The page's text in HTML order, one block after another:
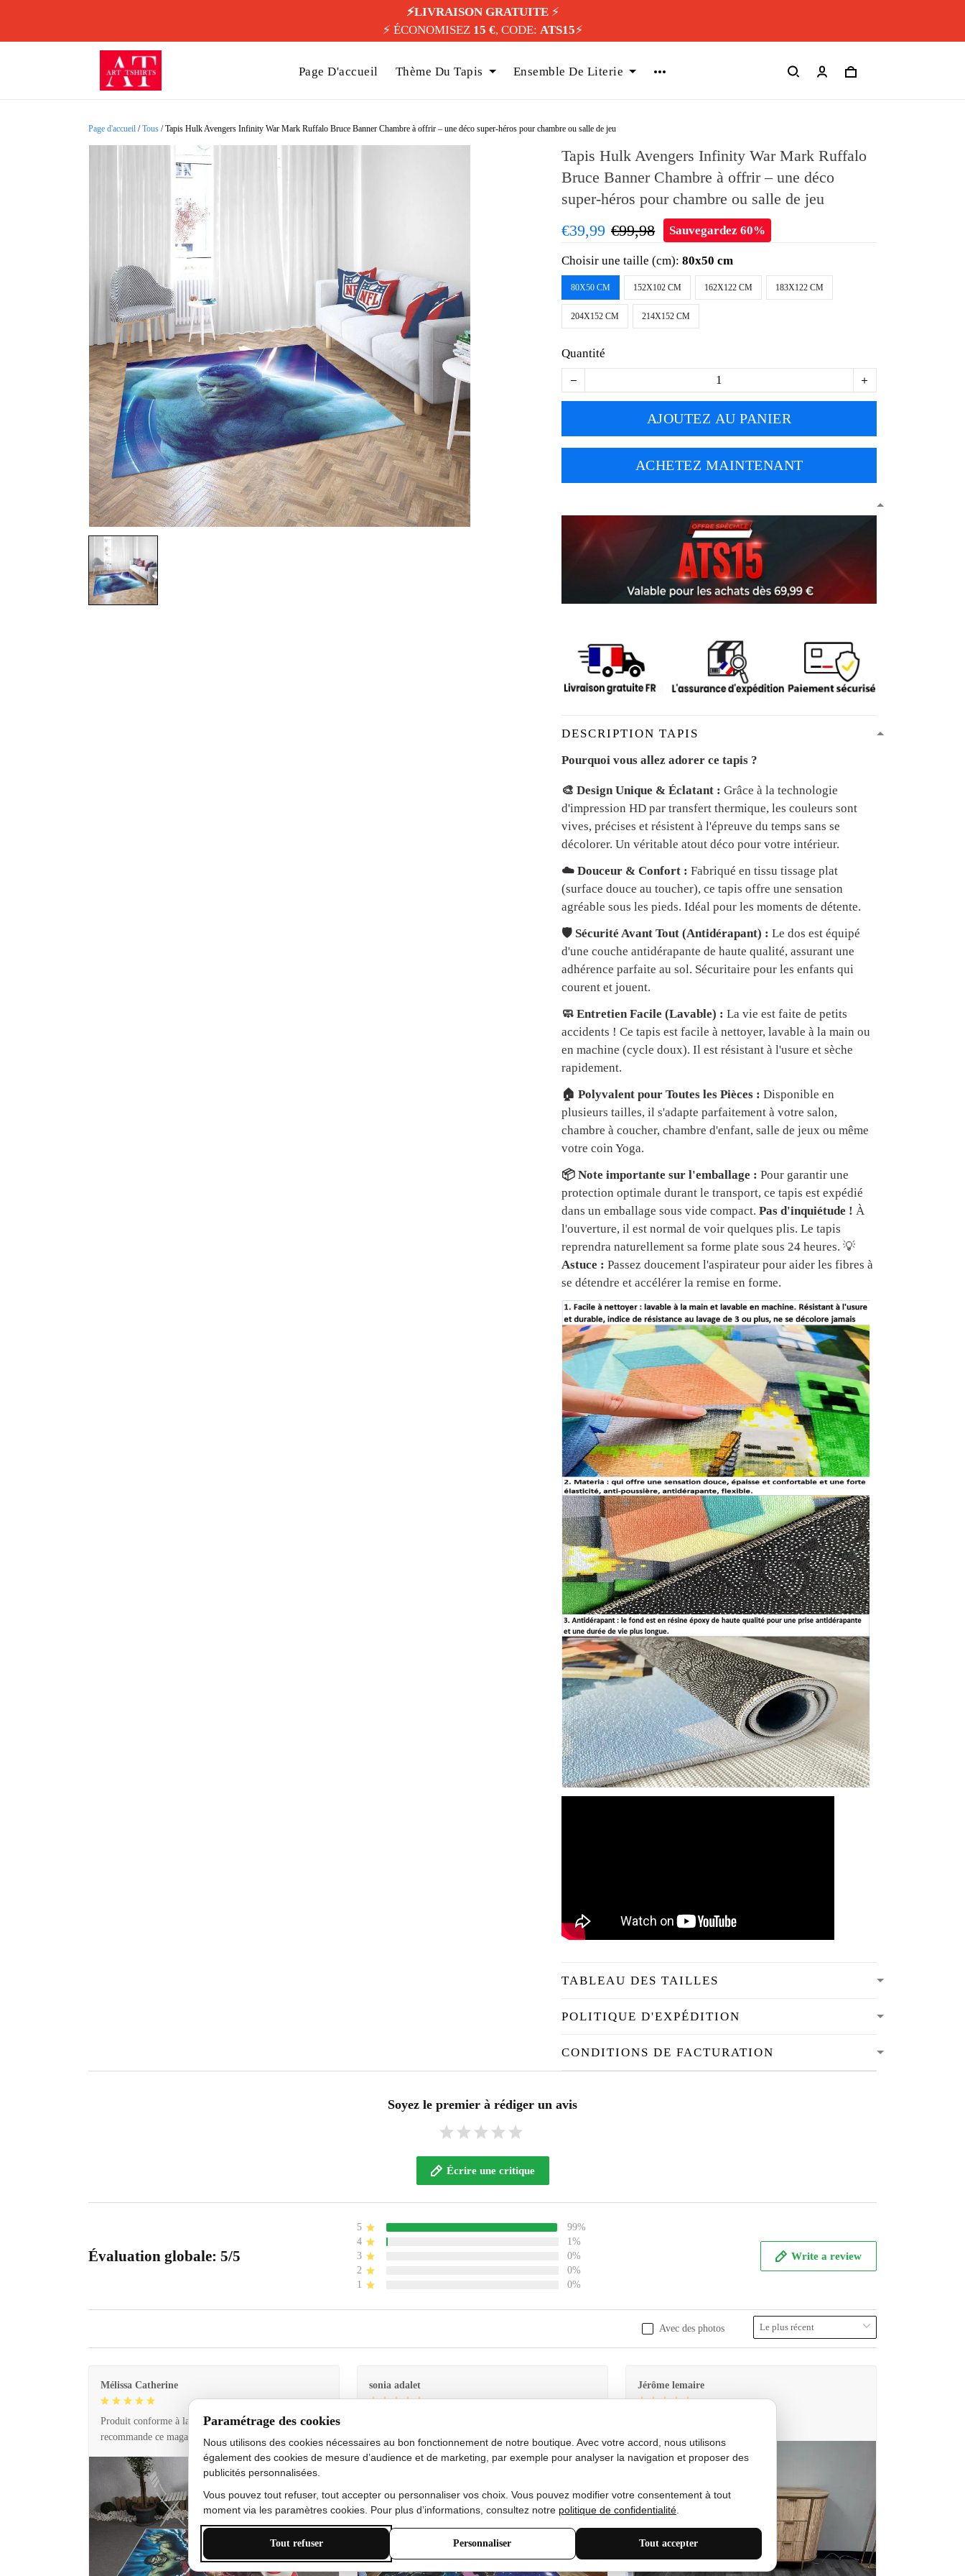
⚡️LIVRAISON GRATUITE⚡️
⚡️ ÉCONOMISEZ 15 €, CODE: ATS15⚡️
Page D'accueil Thème Du Tapis Ensemble De Literie
Page d'accueil /Tous /Tapis Hulk Avengers Infinity War Mark Ruffalo Bruce Banner Chambre à offrir – une déco super-héros pour chambre ou salle de jeu
Tapis Hulk Avengers Infinity War Mark Ruffalo
Bruce Banner Chambre à offrir – une déco
super-héros pour chambre ou salle de jeu
€39,99 €99,98 Sauvegardez 60%
Choisir une taille (cm):80x50 cm
80X50 CM 152X102 CM 162X122 CM 183X122 CM
204X152 CM 214X152 CM
Quantité
AJOUTEZ AU PANIER
ACHETEZ MAINTENANT
DESCRIPTION TAPIS
Pourquoi vous allez adorer ce tapis ?
🎨 Design Unique & Éclatant : Grâce à la technologie
d'impression HD par transfert thermique, les couleurs sont
vives, précises et résistent à l'épreuve du temps sans se
décolorer. Un véritable atout déco pour votre intérieur.
☁️ Douceur & Confort : Fabriqué en tissu tissage plat
(surface douce au toucher), ce tapis offre une sensation
agréable sous les pieds. Idéal pour les moments de détente.
🛡️ Sécurité Avant Tout (Antidérapant) : Le dos est équipé
d'une couche antidérapante de haute qualité, assurant une
adhérence parfaite au sol. Sécuritaire pour les enfants qui
courent et jouent.
🧼 Entretien Facile (Lavable) : La vie est faite de petits
accidents ! Ce tapis est facile à nettoyer, lavable à la main ou
en machine (cycle doux). Il est résistant à l'usure et sèche
rapidement.
🏠 Polyvalent pour Toutes les Pièces : Disponible en
plusieurs tailles, il s'adapte parfaitement à votre salon,
chambre à coucher, chambre d'enfant, salle de jeux ou même
votre coin Yoga.
📦 Note importante sur l'emballage : Pour garantir une
protection optimale durant le transport, ce tapis est expédié
dans un emballage sous vide compact.Pas d'inquiétude ! À
l'ouverture, il est normal de voir quelques plis. Le tapis
reprendra naturellement sa forme plate sous 24 heures. 💡
Astuce : Passez doucement l'aspirateur pour aider les fibres à
se détendre et accélérer la remise en forme.
TABLEAU DES TAILLES
POLITIQUE D'EXPÉDITION
CONDITIONS DE FACTURATION
Soyez le premier à rédiger un avis
Écrire une critique
Évaluation globale: 5/5
5
99%
4
1%
3
0%
2
0%
1
0%
Write a review
Avec des photos
Mélissa Catherine
Produit conforme à la description et livraison rapide. Je
recommande ce magasin !
sonia adalet
bon état doux
Jérôme lemaire
Paramétrage des cookies
Nous utilisons des cookies nécessaires au bon fonctionnement de notre boutique. Avec votre accord, nous utilisons
également des cookies de mesure d’audience et de marketing, par exemple pour analyser la navigation et proposer des
publicités personnalisées.
Vous pouvez tout refuser, tout accepter ou personnaliser vos choix. Vous pouvez modifier votre consentement à tout
moment via les paramètres cookies. Pour plus d’informations, consultez notre politique de confidentialité
Tout refuser Personnaliser Tout accepter